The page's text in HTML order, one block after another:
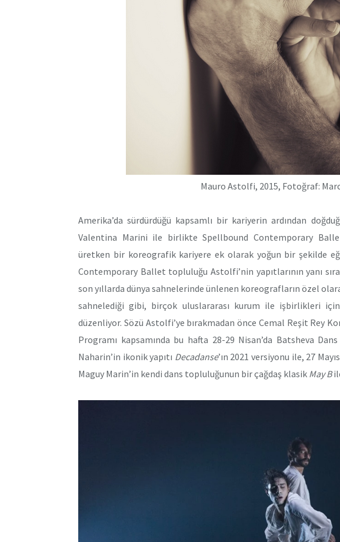
Mauro Astolfi, 2015, Fotoğraf:
Amerika’da sürdürdüğü kapsamlı bir kariyerin ardından
Valentina Marini ile birlikte Spellbound Contemporary
üretken bir koreografik kariyere ek olarak yoğun bir şekilde
Contemporary Ballet topluluğu Astolfi’nin yapıtlarının yanı
son yıllarda dünya sahnelerinde ünlenen koreografların özel
sahnelediği gibi, birçok uluslararası kurum ile işbirlikleri
düzenliyor. Sözü Astolfi’ye bırakmadan önce Cemal Reşit Rey
Programı kapsamında bu hafta 28-29 Nisan’da Batsheva
Naharin’in ikonik yapıtı Decadanse’ın 2021 versiyonu ile, 27
Maguy Marin’in kendi dans topluluğunun bir çağdaş klasik May B